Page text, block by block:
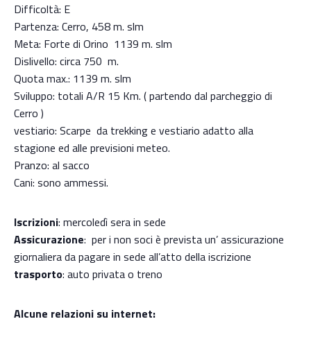
Difficoltà: E
Partenza: Cerro, 458 m. slm
Meta: Forte di Orino 1139 m. slm
Dislivello: circa 750 m.
Quota max.: 1139 m. slm
Sviluppo: totali A/R 15 Km. ( partendo dal parcheggio di
Cerro )
vestiario: Scarpe da trekking e vestiario adatto alla
stagione ed alle previsioni meteo.
Pranzo: al sacco
Cani: sono ammessi.
Iscrizioni: mercoledì sera in sede
Assicurazione: per i non soci è prevista un’ assicurazione
giornaliera da pagare in sede all’atto della iscrizione
trasporto: auto privata o treno
Alcune relazioni su internet: